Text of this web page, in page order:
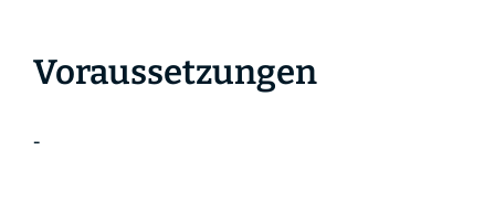
Voraussetzungen
-